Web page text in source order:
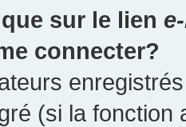
sur le lien
connecter?
(si la fonction